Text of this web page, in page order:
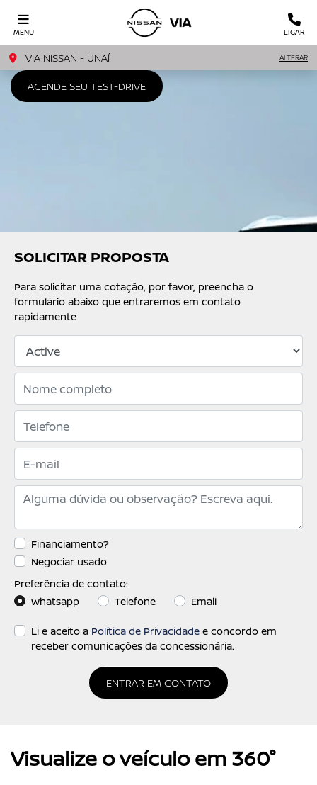
MENU LIGAR
VIA NISSAN - UNAÍ ALTERAR
SOLICITAR PROPOSTA
Para solicitar uma cotação, por favor, preencha o
formulário abaixo que entraremos em contato
rapidamente
Financiamento?
Negociar usado
Preferência de contato:
Whatsapp
Telefone Email
Li e aceito a Política de Privacidade e concordo em
receber comunicações da concessionária.
ENTRAR EM CONTATO
AGENDE SEU TEST-DRIVE
Visualize o veículo em 360°